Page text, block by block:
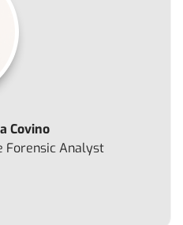
Covino
Forensic Analyst